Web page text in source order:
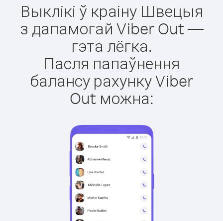
Выклікі ў краіну Швецыя
з дапамогай Viber Out —
гэта лёгка.
Пасля папаўнення
балансу рахунку Viber
Out можна: